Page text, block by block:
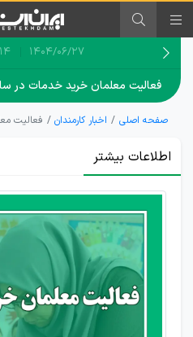
۱۴۰۴/۰۶/۲۷ 14 نظر
فعالیت معلمان خرید خدمات در
صفحه اصلی اخبار کارمندان فعالیت
اطلاعات بیشتر
پیگیری
تبدیل
وضعیت
معلمان